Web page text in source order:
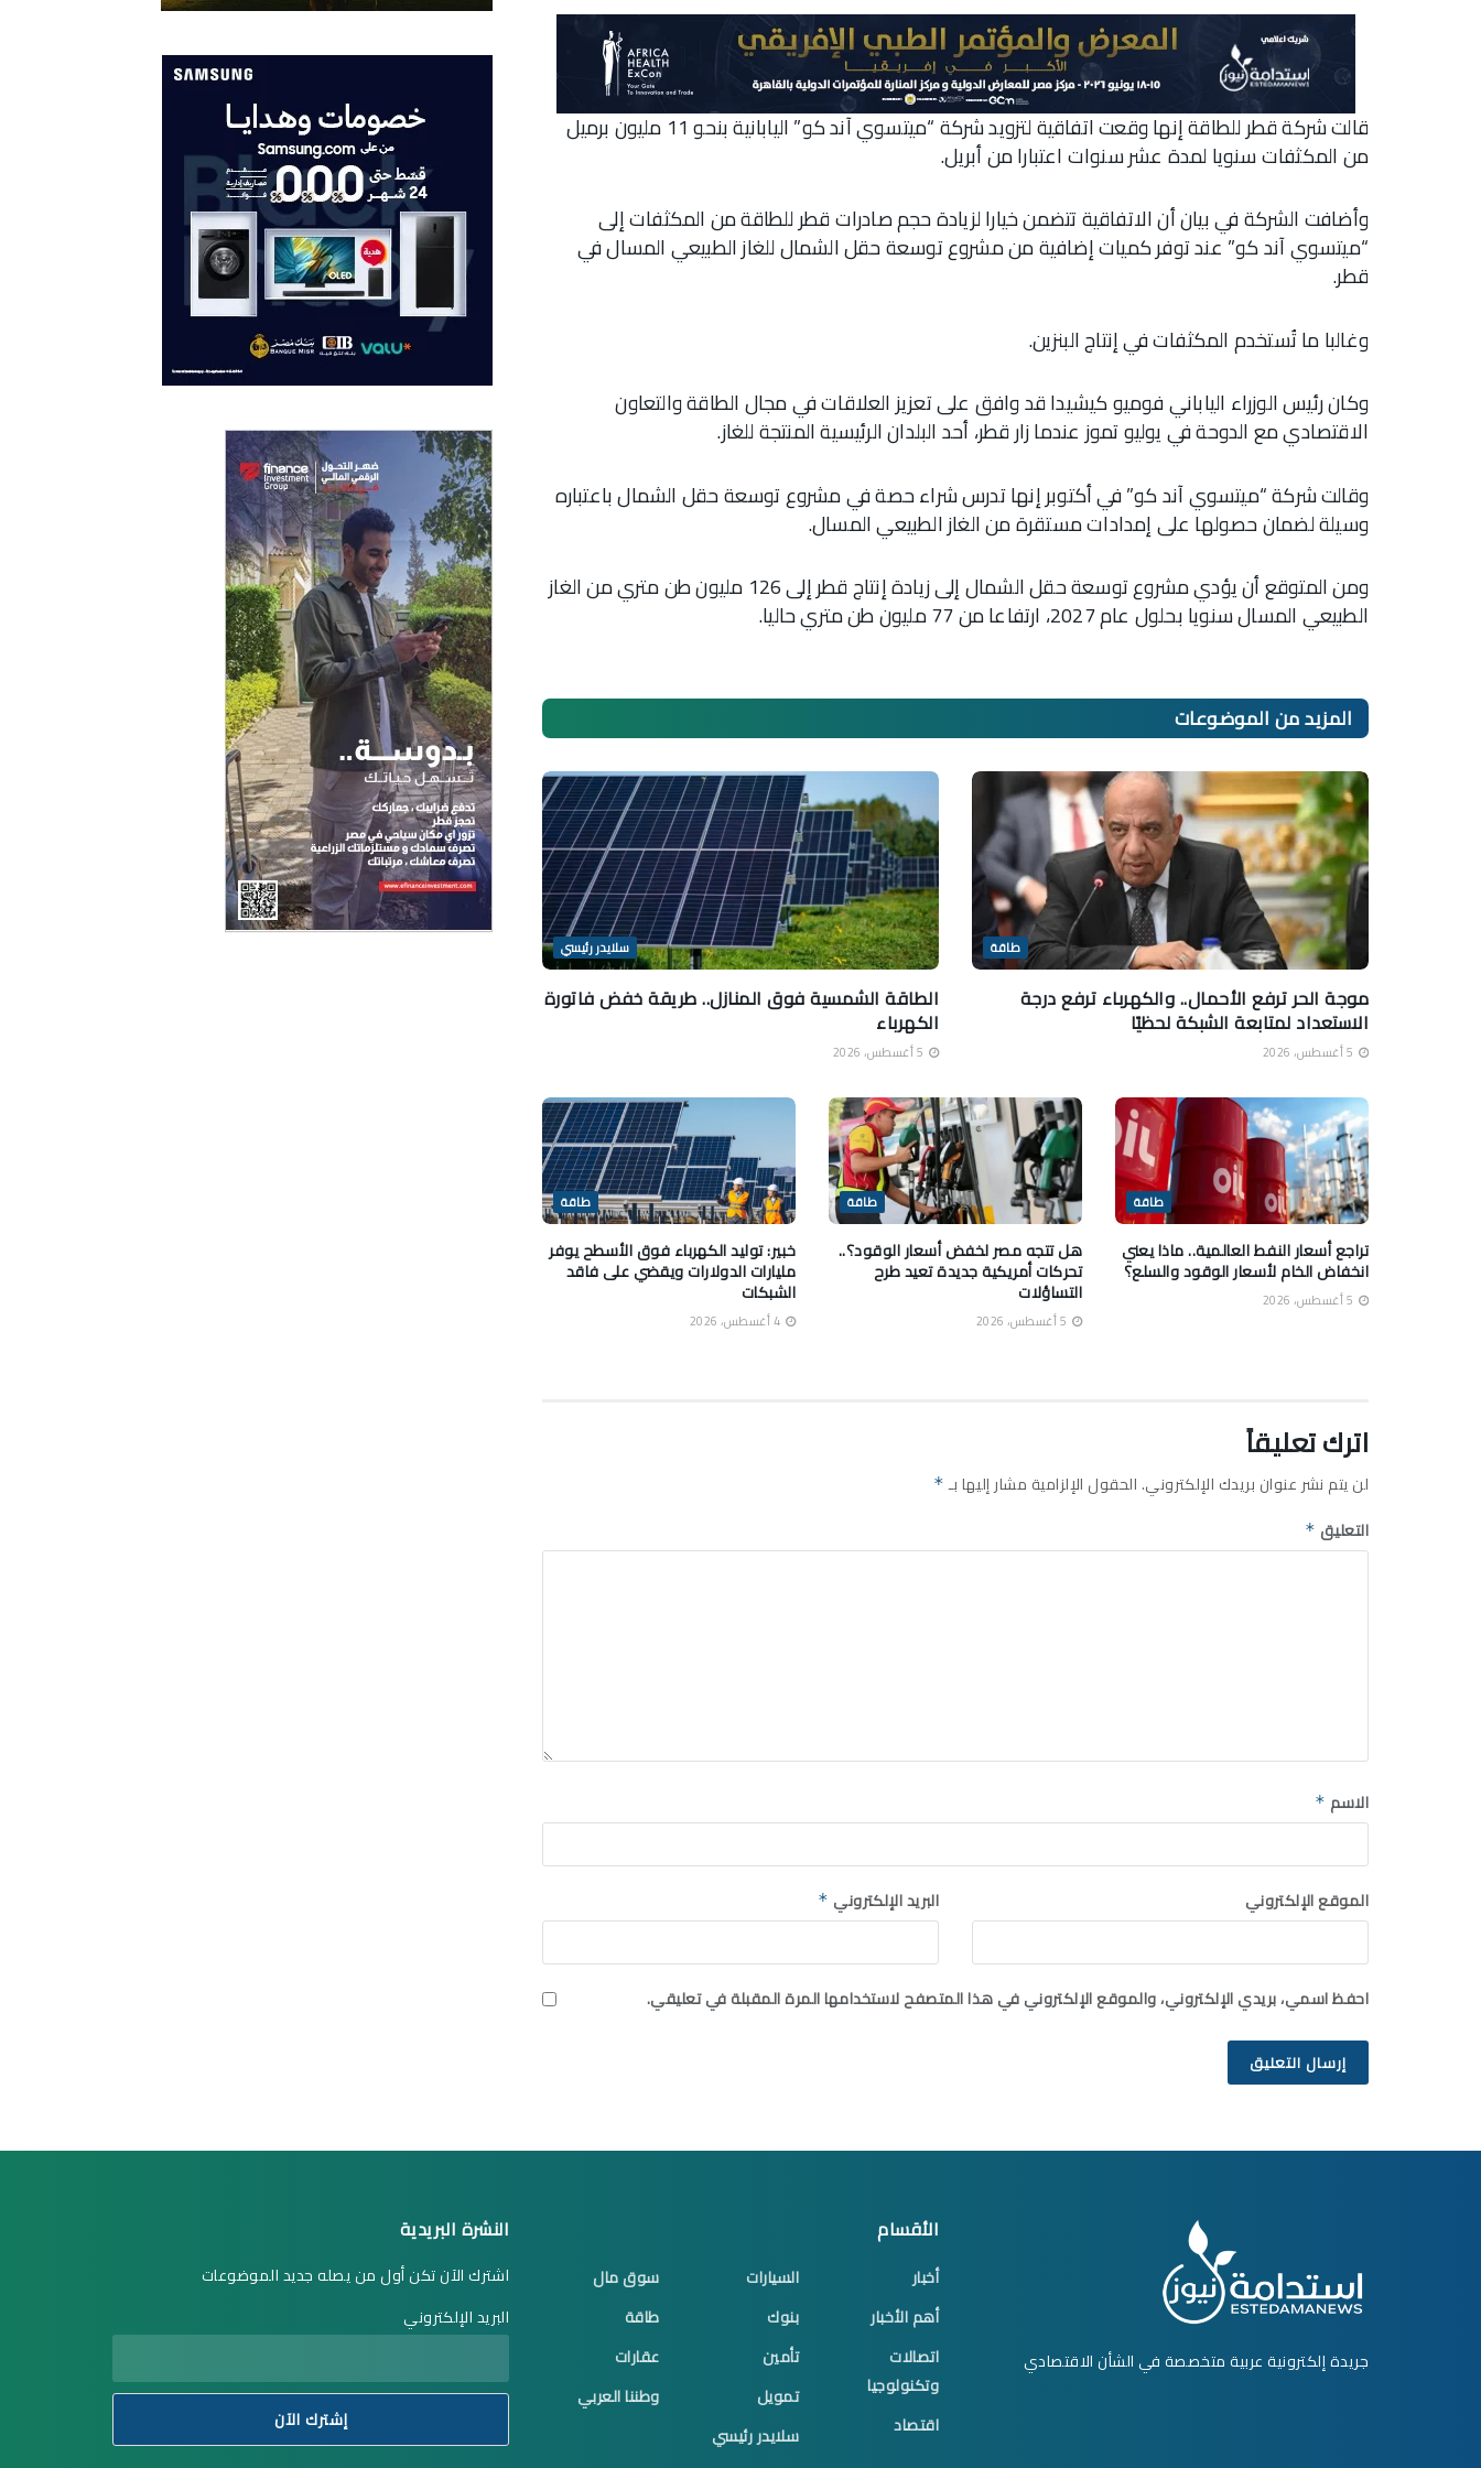
قالت شركة قطر للطاقة إنها وقعت اتفاقية لتزويد شركة “ميتسوي آند كو” اليابانية بنحو 11 مليون برميل
من المكثفات سنويا لمدة عشر سنوات اعتبارا من أبريل.
وأضافت الشركة في بيان أن الاتفاقية تتضمن خيارا لزيادة حجم صادرات قطر للطاقة من المكثفات إلى
“ميتسوي آند كو” عند توفر كميات إضافية من مشروع توسعة حقل الشمال للغاز الطبيعي المسال في
قطر.
وغالبا ما تُستخدم المكثفات في إنتاج البنزين.
وكان رئيس الوزراء الياباني فوميو كيشيدا قد وافق على تعزيز العلاقات في مجال الطاقة والتعاون
الاقتصادي مع الدوحة في يوليو تموز عندما زار قطر، أحد البلدان الرئيسية المنتجة للغاز.
وقالت شركة “ميتسوي آند كو” في أكتوبر إنها تدرس شراء حصة في مشروع توسعة حقل الشمال باعتباره
وسيلة لضمان حصولها على إمدادات مستقرة من الغاز الطبيعي المسال.
ومن المتوقع أن يؤدي مشروع توسعة حقل الشمال إلى زيادة إنتاج قطر إلى 126 مليون طن متري من الغاز
الطبيعي المسال سنويا بحلول عام 2027، ارتفاعا من 77 مليون طن متري حاليا.
المزيد منالموضوعات
طاقة
موجة الحر ترفع الأحمال.. والكهرباء ترفع درجة
الاستعداد لمتابعة الشبكة لحظيًا
سلايدر رئيسي
الطاقة الشمسية فوق المنازل.. طريقة خفض فاتورة
الكهرباء
طاقة
تراجع أسعار النفط العالمية.. ماذا يعني
انخفاض الخام لأسعار الوقود والسلع؟
طاقة
هل تتجه مصر لخفض أسعار الوقود؟..
تحركات أمريكية جديدة تعيد طرح
التساؤلات
طاقة
خبير: توليد الكهرباء فوق الأسطح يوفر
مليارات الدولارات ويقضي على فاقد
الشبكات
اترك تعليقاً
لن يتم نشر عنوان بريدك الإلكتروني.الحقول الإلزامية مشار إليها بـ *
التعليق *
الاسم *
البريد الإلكتروني * الموقع الإلكتروني
احفظ اسمي، بريدي الإلكتروني، والموقع الإلكتروني في هذا المتصفح لاستخدامها المرة المقبلة في تعليقي.
جريدة إلكترونية عربية متخصصة في الشأن الاقتصادي
الأقسام
أخبار
أهم الأخبار
اتصالات
وتكنولوجيا
اقتصاد
السيارات
بنوك
تأمين
تمويل
سلايدر رئيسي
سوق مال
طاقة
عقارات
وطننا العربي
النشرة البريدية
اشترك الآن تكن أول من يصله جديد الموضوعات
البريد الإلكتروني